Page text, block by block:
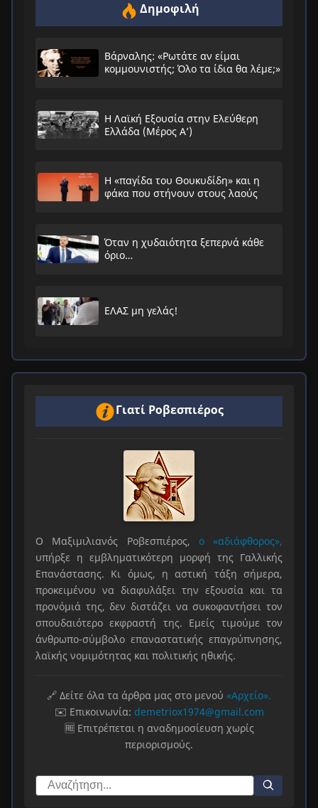
Δημοφιλή
Βάρναλης: «Ρωτάτε αν είμαι
κομμουνιστής; Όλο τα ίδια θα λέμε;»
Η Λαϊκή Εξουσία στην Ελεύθερη
Ελλάδα (Μέρος Α’)
Η «παγίδα του Θουκυδίδη» και η
φάκα που στήνουν στους λαούς
Όταν η χυδαιότητα ξεπερνά κάθε
όριο…
ΕΛΑΣ μη γελάς!
Γιατί Ροβεσπιέρος
Ο Μαξιμιλιανός Ροβεσπιέρος, ο «αδιάφθορος»,
υπήρξε η εμβληματικότερη μορφή της Γαλλικής
Επανάστασης. Κι όμως, η αστική τάξη σήμερα,
προκειμένου να διαφυλάξει την εξουσία και τα
προνόμιά της, δεν διστάζει να συκοφαντήσει τον
σπουδαιότερο εκφραστή της. Εμείς τιμούμε τον
άνθρωπο-σύμβολο επαναστατικής επαγρύπνησης,
λαϊκής νομιμότητας και πολιτικής ηθικής.
🔗 Δείτε όλα τα άρθρα μας στο μενού «Αρχείο».
✉️ Επικοινωνία: demetriox1974@gmail.com
🆓 Επιτρέπεται η αναδημοσίευση χωρίς
περιορισμούς.